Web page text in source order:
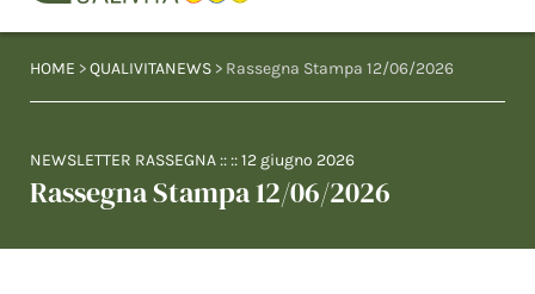
HOME >QUALIVITANEWS > Rassegna Stampa 12/06/2026
NEWSLETTER RASSEGNA :: ::12 giugno 2026
Rassegna Stampa 12/06/2026